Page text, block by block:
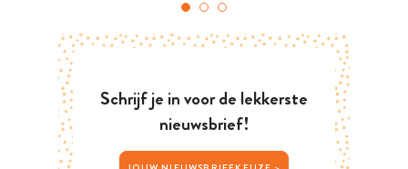
Schrijf je in voor de lekkerste
nieuwsbrief!